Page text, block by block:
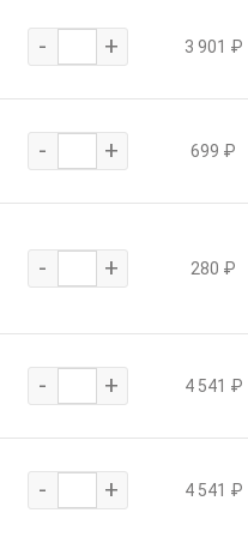
- + 3 901 ₽
- + 699 ₽
- + 280 ₽
- + 4 541 ₽
- + 4 541 ₽